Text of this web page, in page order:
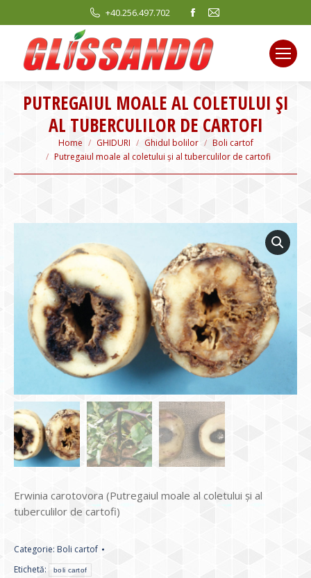
+40.256.497.702
Facebook
opens
in
new
window
Mail
new
window
PUTREGAIUL MOALE AL COLETULUI ȘI
AL TUBERCULILOR DE CARTOFI
You are here:
Home GHIDURI Ghidul bolilor
Boli cartof
Putregaiul moale al coletului și al tuberculilor de cartofi
Erwinia carotovora (Putregaiul moale al coletului și al
tuberculilor de cartofi)
Categorie: Boli cartof
Etichetă:
boli cartof